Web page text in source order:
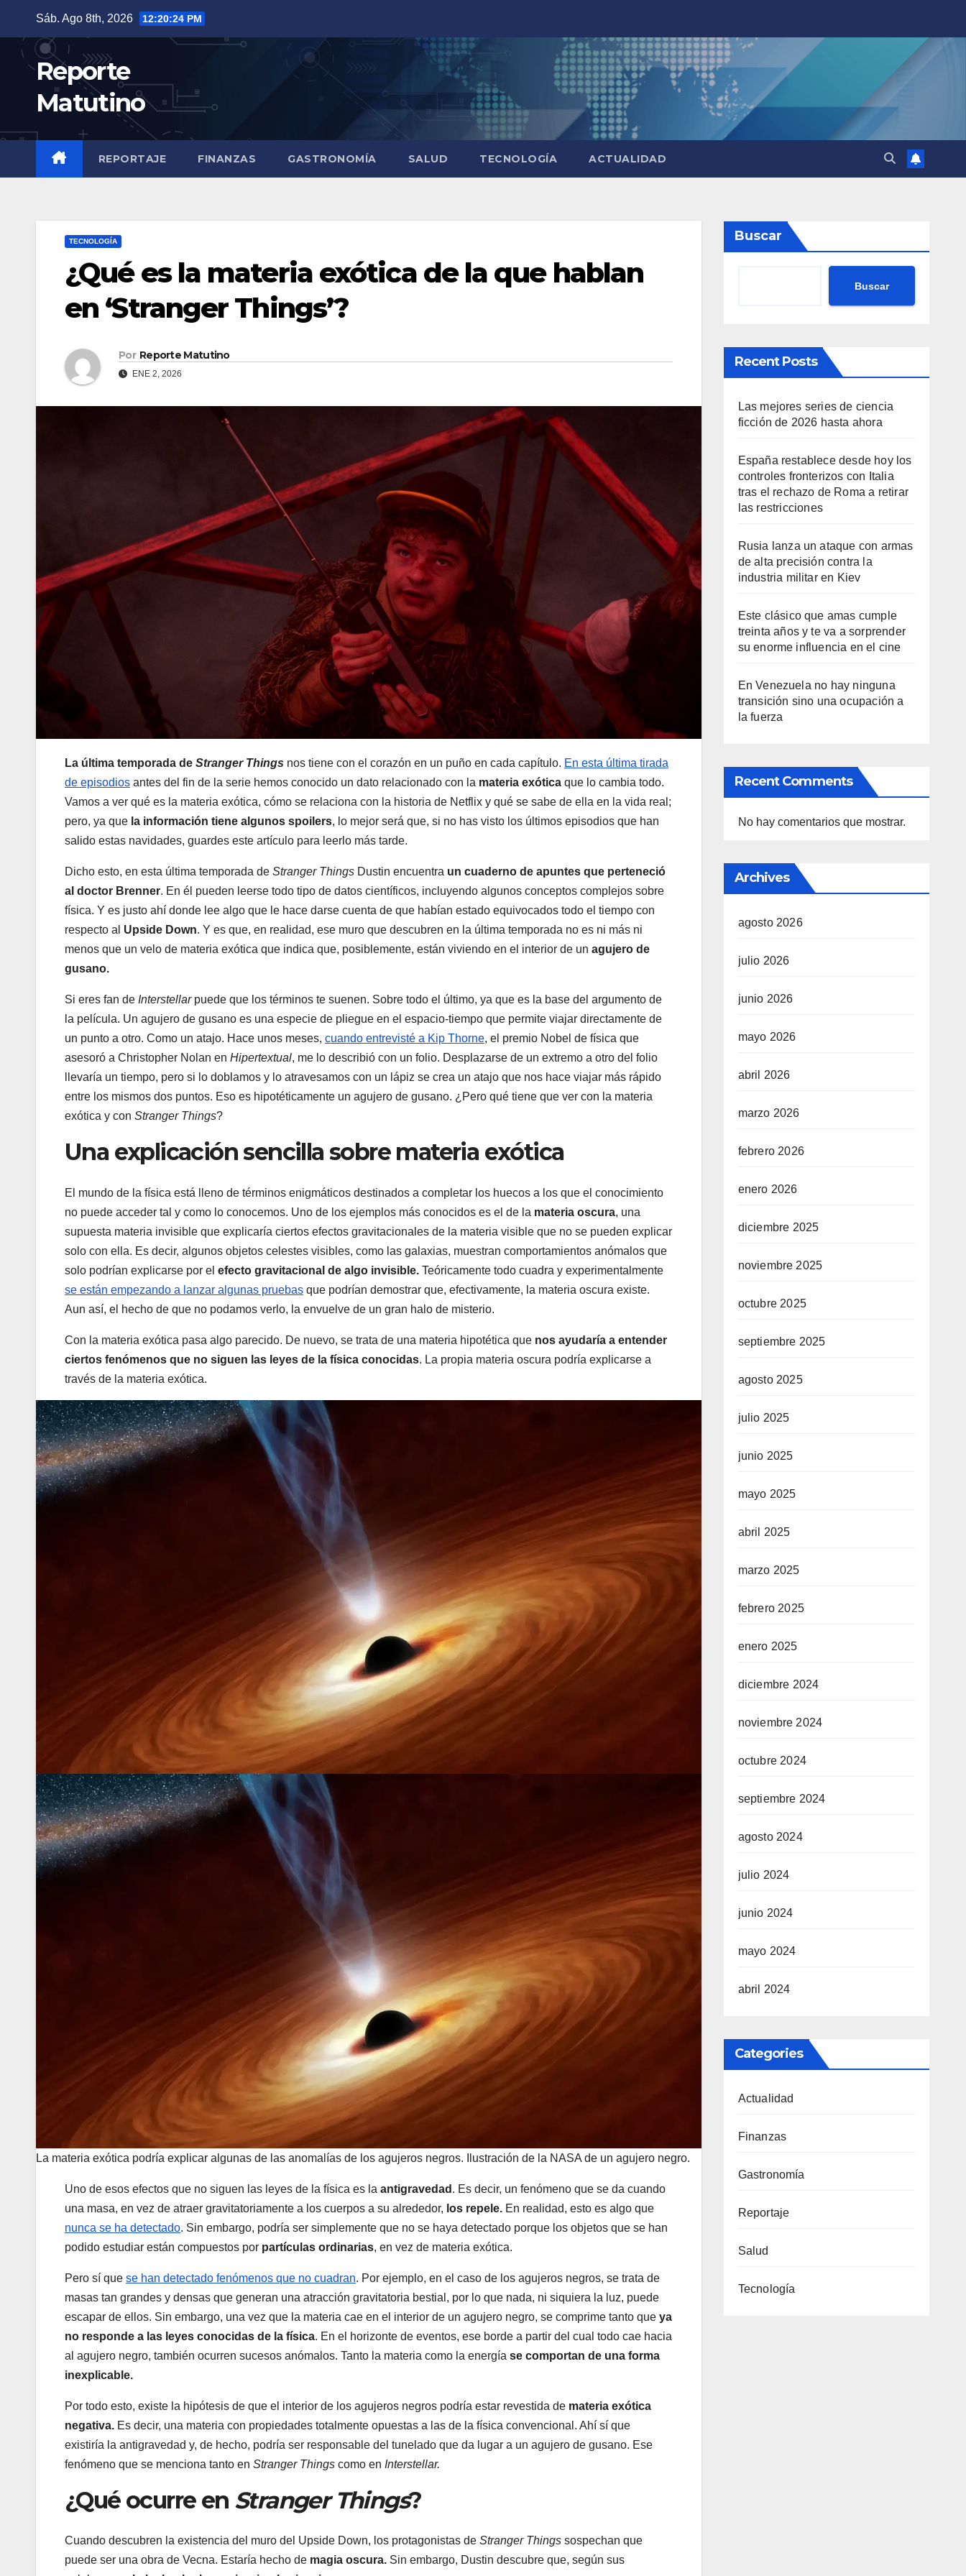
contenido
Sáb. Ago 8th, 2026 12:20:25 PM
Reporte
Matutino
REPORTAJE FINANZAS GASTRONOMÍA SALUD TECNOLOGÍA ACTUALIDAD
TECNOLOGÍA
¿Qué es la materia exótica de la que hablan
en ‘Stranger Things’?
Por Reporte Matutino
ENE 2, 2026
La última temporada de Stranger Things nos tiene con el corazón en un puño en cada capítulo. En esta última tirada
de episodios antes del fin de la serie hemos conocido un dato relacionado con la materia exótica que lo cambia todo.
Vamos a ver qué es la materia exótica, cómo se relaciona con la historia de Netflix y qué se sabe de ella en la vida real;
pero, ya que la información tiene algunos spoilers, lo mejor será que, si no has visto los últimos episodios que han
salido estas navidades, guardes este artículo para leerlo más tarde.
Dicho esto, en esta última temporada de Stranger Things Dustin encuentra un cuaderno de apuntes que perteneció
al doctor Brenner. En él pueden leerse todo tipo de datos científicos, incluyendo algunos conceptos complejos sobre
física. Y es justo ahí donde lee algo que le hace darse cuenta de que habían estado equivocados todo el tiempo con
respecto al Upside Down. Y es que, en realidad, ese muro que descubren en la última temporada no es ni más ni
menos que un velo de materia exótica que indica que, posiblemente, están viviendo en el interior de un agujero de
gusano.
Si eres fan de Interstellarpuede que los términos te suenen. Sobre todo el último, ya que es la base del argumento de
la película. Un agujero de gusano es una especie de pliegue en el espacio-tiempo que permite viajar directamente de
un punto a otro. Como un atajo. Hace unos meses, cuando entrevisté a Kip Thorne, el premio Nobel de física que
asesoró a Christopher Nolan en Hipertextual, me lo describió con un folio. Desplazarse de un extremo a otro del folio
llevaría un tiempo, pero si lo doblamos y lo atravesamos con un lápiz se crea un atajo que nos hace viajar más rápido
entre los mismos dos puntos. Eso es hipotéticamente un agujero de gusano. ¿Pero qué tiene que ver con la materia
exótica y con Stranger Things?
Una explicación sencilla sobre materia exótica
El mundo de la física está lleno de términos enigmáticos destinados a completar los huecos a los que el conocimiento
no puede acceder tal y como lo conocemos. Uno de los ejemplos más conocidos es el de la materia oscura, una
supuesta materia invisible que explicaría ciertos efectos gravitacionales de la materia visible que no se pueden explicar
solo con ella. Es decir, algunos objetos celestes visibles, como las galaxias, muestran comportamientos anómalos que
solo podrían explicarse por el efecto gravitacional de algo invisible. Teóricamente todo cuadra y experimentalmente
se están empezando a lanzar algunas pruebas que podrían demostrar que, efectivamente, la materia oscura existe.
Aun así, el hecho de que no podamos verlo, la envuelve de un gran halo de misterio.
Con la materia exótica pasa algo parecido. De nuevo, se trata de una materia hipotética que nos ayudaría a entender
ciertos fenómenos que no siguen las leyes de la física conocidas. La propia materia oscura podría explicarse a
través de la materia exótica.
La materia exótica podría explicar algunas de las anomalías de los agujeros negros. Ilustración de la NASA de un agujero negro.
Uno de esos efectos que no siguen las leyes de la física es la antigravedad . Es decir, un fenómeno que se da cuando
una masa, en vez de atraer gravitatoriamente a los cuerpos a su alrededor, los repele. En realidad, esto es algo que
nunca se ha detectado. Sin embargo, podría ser simplemente que no se haya detectado porque los objetos que se han
podido estudiar están compuestos por partículas ordinarias, en vez de materia exótica.
Pero sí que se han detectado fenómenos que no cuadran. Por ejemplo, en el caso de los agujeros negros, se trata de
masas tan grandes y densas que generan una atracción gravitatoria bestial, por lo que nada, ni siquiera la luz, puede
escapar de ellos. Sin embargo, una vez que la materia cae en el interior de un agujero negro, se comprime tanto que ya
no responde a las leyes conocidas de la física. En el horizonte de eventos, ese borde a partir del cual todo cae hacia
al agujero negro, también ocurren sucesos anómalos. Tanto la materia como la energía se comportan de una forma
inexplicable.
Por todo esto, existe la hipótesis de que el interior de los agujeros negros podría estar revestida de materia exótica
negativa. Es decir, una materia con propiedades totalmente opuestas a las de la física convencional. Ahí sí que
existiría la antigravedad y, de hecho, podría ser responsable del tunelado que da lugar a un agujero de gusano. Ese
fenómeno que se menciona tanto en Stranger Things como en Interstellar.
¿Qué ocurre en Stranger Things?
Cuando descubren la existencia del muro del Upside Down, los protagonistas de Stranger Things sospechan que
puede ser una obra de Vecna. Estaría hecho de magia oscura. Sin embargo, Dustin descubre que, según sus
Buscar
Buscar
Recent Posts
Las mejores series de ciencia
ficción de 2026 hasta ahora
España restablece desde hoy los
controles fronterizos con Italia
tras el rechazo de Roma a retirar
las restricciones
Rusia lanza un ataque con armas
de alta precisión contra la
industria militar en Kiev
Este clásico que amas cumple
treinta años y te va a sorprender
su enorme influencia en el cine
En Venezuela no hay ninguna
transición sino una ocupación a
la fuerza
Recent Comments
No hay comentarios que mostrar.
Archives
agosto 2026
julio 2026
junio 2026
mayo 2026
abril 2026
marzo 2026
febrero 2026
enero 2026
diciembre 2025
noviembre 2025
octubre 2025
septiembre 2025
agosto 2025
julio 2025
junio 2025
mayo 2025
abril 2025
marzo 2025
febrero 2025
enero 2025
diciembre 2024
noviembre 2024
octubre 2024
septiembre 2024
agosto 2024
julio 2024
junio 2024
mayo 2024
abril 2024
Categories
Actualidad
Finanzas
Gastronomía
Reportaje
Salud
Tecnología